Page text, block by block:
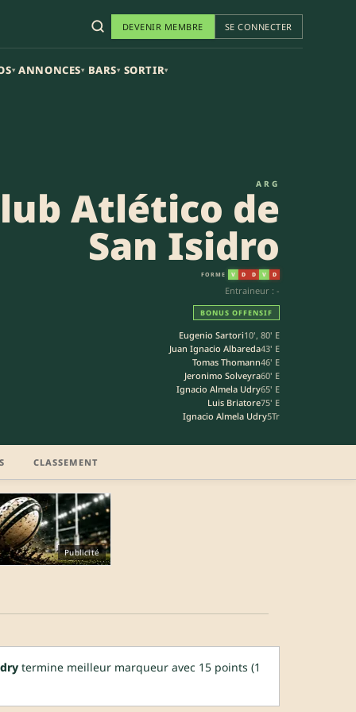
DEVENIR MEMBRE SE CONNECTER
▾ ANNONCES▾ BARS▾ SORTIR▾
ARG
Atlético de
San Isidro
FORME V D D V D
Entraineur : -
BONUS OFFENSIF
Eugenio Sartori10', 80' E
Juan Ignacio Albareda43' E
Tomas Thomann46' E
Jeronimo Solveyra60' E
Ignacio Almela Udry65' E
Luis Briatore75' E
Ignacio Almela Udry5Tr
CLASSEMENT
Publicité
termine meilleur marqueur avec 15 points (1